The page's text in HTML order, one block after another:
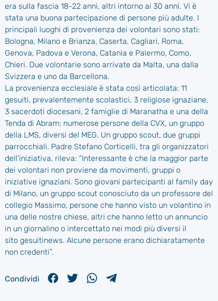
era sulla fascia 18-22 anni, altri intorno ai 30 anni. Vi è
stata una buona partecipazione di persone più adulte. I
principali luoghi di provenienza dei volontari sono stati:
Bologna, Milano e Brianza, Caserta, Cagliari, Roma,
Genova, Padova e Verona, Catania e Palermo, Como,
Chieri. Due volontarie sono arrivate da Malta, una dalla
Svizzera e uno da Barcellona.
La provenienza ecclesiale è stata così articolata: 11
gesuiti, prevalentemente scolastici, 3 religiose ignaziane,
3 sacerdoti diocesani, 2 famiglie di Maranatha e una della
Tenda di Abram; numerose persone della CVX, un gruppo
della LMS, diversi del MEG. Un gruppo scout, due gruppi
parrocchiali. Padre Stefano Corticelli, tra gli organizzatori
dell’iniziativa, rileva: “Interessante è che la maggior parte
dei volontari non proviene da movimenti, gruppi o
iniziative ignaziani. Sono giovani partecipanti al family day
di Milano, un gruppo scout conosciuto da un professore del
collegio Massimo, persone che hanno visto un volantino in
una delle nostre chiese, altri che hanno letto un annuncio
in un giornalino o intercettato nei modi più diversi il
sito gesuitinews. Alcune persone erano dichiaratamente
non credenti”.
Condividi